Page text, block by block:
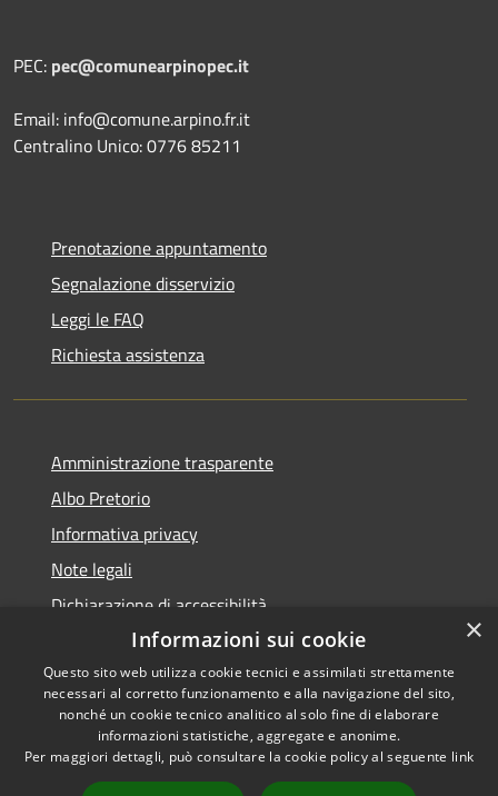
PEC: pec@comunearpinopec.it
Email: info@comune.arpino.fr.it
Centralino Unico: 0776 85211
Prenotazione appuntamento
Segnalazione disservizio
Leggi le FAQ
Richiesta assistenza
Amministrazione trasparente
Albo Pretorio
Informativa privacy
Note legali
Dichiarazione di accessibilità
Accessibilità
Privacy
Copyright © 2026 • Comune di
Arpino • Powered by
Municipium
Accesso
×
Informazioni sui cookie
Questo sito web utilizza cookie tecnici e assimilati strettamente
necessari al corretto funzionamento e alla navigazione del sito,
nonché un cookie tecnico analitico al solo fine di elaborare
informazioni statistiche, aggregate e anonime.
Per maggiori dettagli, può consultare la cookie policy al seguente link